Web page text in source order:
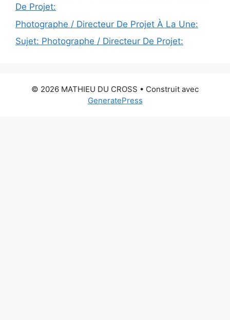
De Projet:
Photographe / Directeur De Projet À La Une:
Sujet: Photographe / Directeur De Projet:
© 2026 MATHIEU DU CROSS • Construit avec
GeneratePress